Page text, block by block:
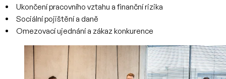
Ukončení pracovního vztahu a finanční rizika
Sociální pojištění a daně
Omezovací ujednání a zákaz konkurence